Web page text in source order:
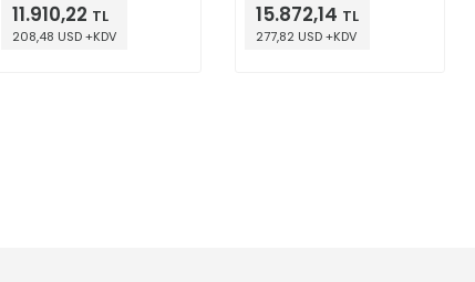
11.910,22 TL
208,48 USD +KDV
15.872,14 TL
277,82 USD +KDV